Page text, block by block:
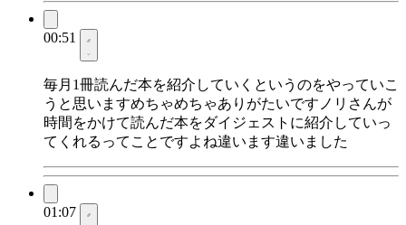
00:51
毎月1冊読んだ本を紹介していくというのをやっていこ
うと思いますめちゃめちゃありがたいですノリさんが
時間をかけて読んだ本をダイジェストに紹介していっ
てくれるってことですよね違います違いました
01:07